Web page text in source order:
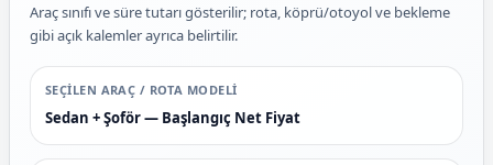
Araç sınıfı ve süre tutarı gösterilir; rota, köprü/otoyol ve bekleme
gibi açık kalemler ayrıca belirtilir.
SEÇILEN ARAÇ / ROTA MODELI
Sedan + Şoför — Başlangıç Net Fiyat